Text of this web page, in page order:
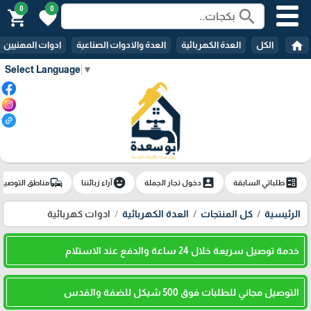
Select Language ▼
search
0
favorite
0
shopping_cart
home الكل العدة الكهربائية العدة والادوات الصناعية ادوات المهنيين
ballotطلباتي السابقة account_boxدخول تجار الجملة emoji_emotionsآراء زبائننا commuteمناطق
الرئيسية كل المنتجات العدة الكهربائية ادوات كهربائية
خدمة توصيل سريعة خلال 24 ساعة والدفع عند الاستلام
التوصيل مجاني للطلبات فوق 500 شيكل للضفة والقدس